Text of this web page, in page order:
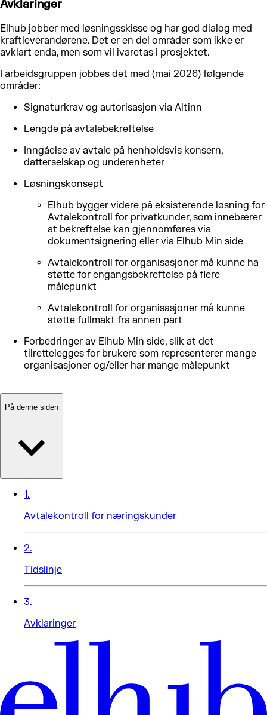
Avklaringer
Elhub jobber med løsningsskisse og har god dialog med
kraftleverandørene. Det er en del områder som ikke er
avklart enda, men som vil ivaretas i prosjektet.
I arbeidsgruppen jobbes det med (mai 2026) følgende
områder:
Signaturkrav og autorisasjon via Altinn
Lengde på avtalebekreftelse
Inngåelse av avtale på henholdsvis konsern,
datterselskap og underenheter
Løsningskonsept
Elhub bygger videre på eksisterende løsning for
Avtalekontroll for privatkunder, som innebærer
at bekreftelse kan gjennomføres via
dokumentsignering eller via Elhub Min side
Avtalekontroll for organisasjoner må kunne ha
støtte for engangsbekreftelse på flere
målepunkt
Avtalekontroll for organisasjoner må kunne
støtte fullmakt fra annen part
Forbedringer av Elhub Min side, slik at det
tilrettelegges for brukere som representerer mange
organisasjoner og/eller har mange målepunkt
På denne siden
1.
Avtalekontroll for næringskunder
2.
Tidslinje
3.
Avklaringer